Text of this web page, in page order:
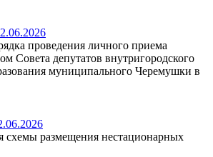
проведения личного приема
Совета депутатов внутригородского
муниципального Черемушки в
схемы размещения нестационарных